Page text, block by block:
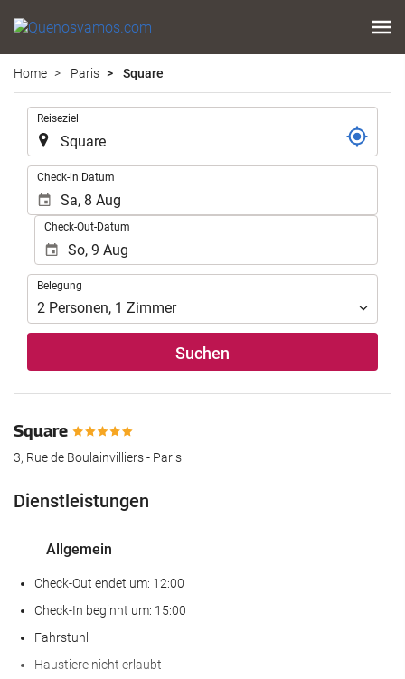
Home Paris Square
Reiseziel
Check-in Datum
Check-Out-Datum
Belegung
Belegung
2 Personen, 1 Zimmer
Suchen
Square
3, Rue de Boulainvilliers - Paris
Dienstleistungen
Allgemein
Check-Out endet um: 12:00
Check-In beginnt um: 15:00
Fahrstuhl
Haustiere nicht erlaubt